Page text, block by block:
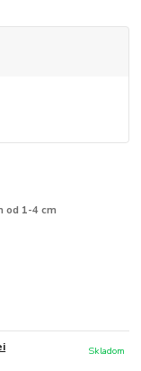
od 1-4 cm
Skladom